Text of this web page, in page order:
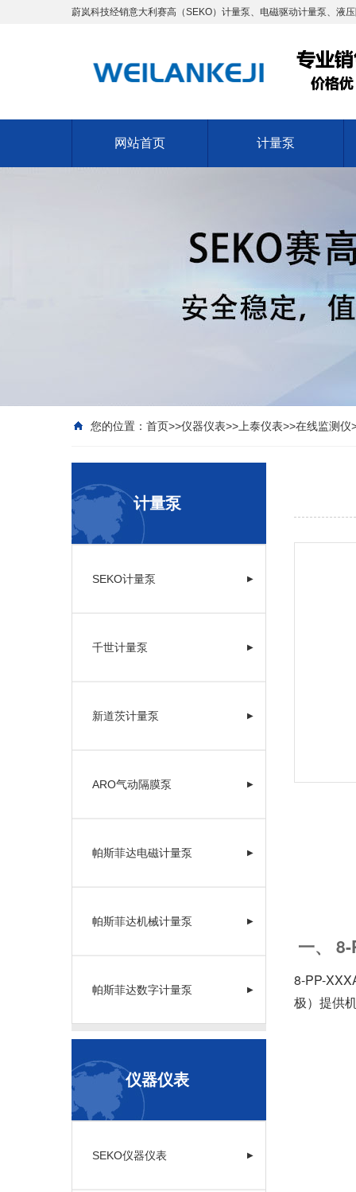
蔚岚科技经销意大利赛高（SEKO）计量泵、电磁驱动计量泵、液
网站首页 计量泵
您的位置： 首页>>仪器仪表>> 上泰仪表>>在线监测仪
计量泵
SEKO计量泵 ▶
千世计量泵 ▶
新道茨计量泵 ▶
ARO气动隔膜泵 ▶
帕斯菲达电磁计量泵 ▶
帕斯菲达机械计量泵 ▶
帕斯菲达数字计量泵 ▶
仪器仪表
SEKO仪器仪表 ▶
一、
8-PP-
极）提供